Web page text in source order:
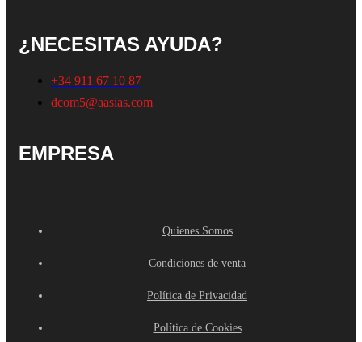
¿NECESITAS AYUDA?
+34 911 67 10 87
dcom5@aasias.com
EMPRESA
Quienes Somos
Condiciones de venta
Política de Privacidad
Política de Cookies